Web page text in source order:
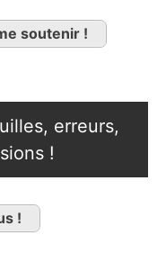
soutenir !
erreurs,
!
!